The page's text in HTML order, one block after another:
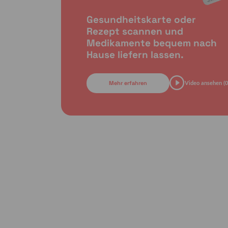
Gesundheitskarte oder
Rezept scannen und
Medikamente bequem nach
Hause liefern lassen.
Mehr erfahren Video ansehen